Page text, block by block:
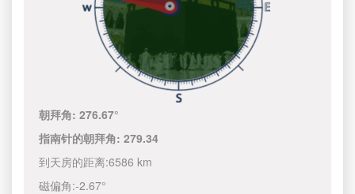
朝拜角:276.67°
指南针的朝拜角:279.34
到天房的距离:6586 km
磁偏角:-2.67°